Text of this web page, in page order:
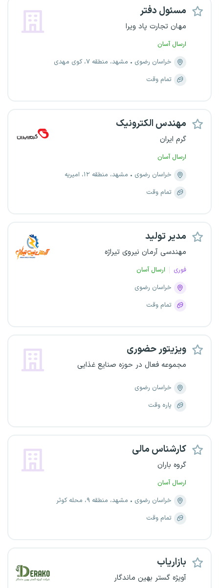
مسئول دفتر
مهان تجارت پاد ویرا
ارسال آسان
خراسان رضوی
مشهد، منطقه ۷، کوی مهدی
تمام وقت
مهندس الکترونیک
گرم ایران
ارسال آسان
خراسان رضوی
مشهد، منطقه ۱۲، امیریه
تمام وقت
مدیر تولید
مهندسی آرمان نیروی تیراژه
فوری
ارسال آسان
خراسان رضوی
تمام وقت
ویزیتور حضوری
مجموعه فعال در حوزه صنایع غذایی
خراسان رضوی
پاره وقت
کارشناس مالی
گروه باران
ارسال آسان
خراسان رضوی
مشهد، منطقه ۹، محله کوثر
تمام وقت
بازاریاب
آویژه گستر بهین ماندگار